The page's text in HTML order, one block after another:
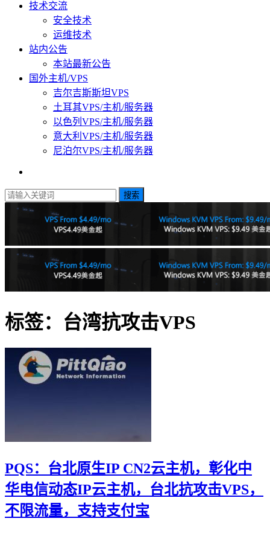
技术交流
安全技术
运维技术
站内公告
本站最新公告
国外主机/VPS
吉尔吉斯斯坦VPS
土耳其VPS/主机/服务器
以色列VPS/主机/服务器
意大利VPS/主机/服务器
尼泊尔VPS/主机/服务器
搜索
标签：台湾抗攻击VPS
PQS：台北原生IP CN2云主机，彰化中
华电信动态IP云主机，台北抗攻击VPS，
不限流量，支持支付宝